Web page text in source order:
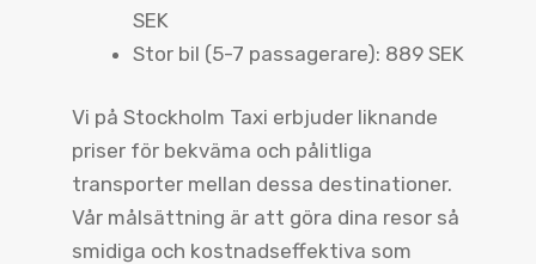
SEK
Stor bil (5-7 passagerare): 889 SEK
Vi på Stockholm Taxi erbjuder liknande
priser för bekväma och pålitliga
transporter mellan dessa destinationer.
Vår målsättning är att göra dina resor så
smidiga och kostnadseffektiva som